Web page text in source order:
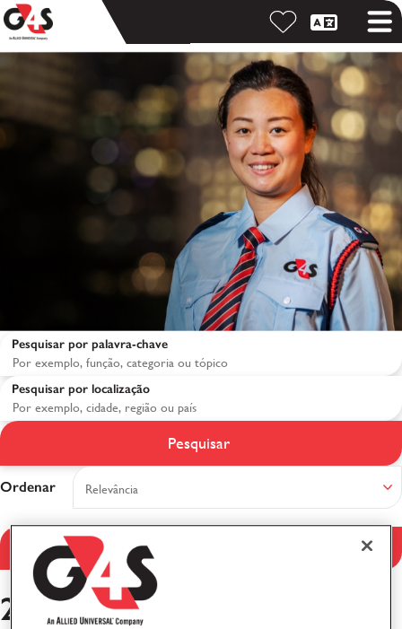
Resultados da pesquisa
Pesquisar por palavra-chave
Pesquisar por localização
Pesquisar
Ordenar
Filtrar resultados
26 resultados encontrados